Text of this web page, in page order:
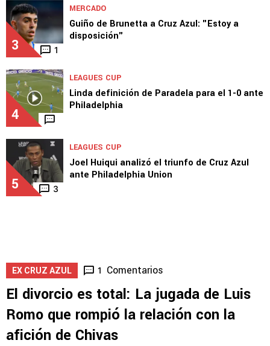
3 1
MERCADO
Guiño de Brunetta a Cruz Azul: "Estoy a
disposición"
4
LEAGUES CUP
Linda definición de Paradela para el 1-0 ante
Philadelphia
5 3
LEAGUES CUP
Joel Huiqui analizó el triunfo de Cruz Azul
ante Philadelphia Union
EX CRUZ AZUL 1 Comentarios
El divorcio es total: La jugada de Luis
Romo que rompió la relación con la
afición de Chivas